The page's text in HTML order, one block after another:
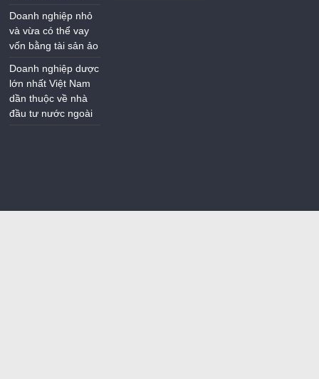
Doanh nghiệp nhỏ
và vừa có thể vay
vốn bằng tài sản ảo
Doanh nghiệp dược
lớn nhất Việt Nam
dần thuộc về nhà
đầu tư nước ngoài